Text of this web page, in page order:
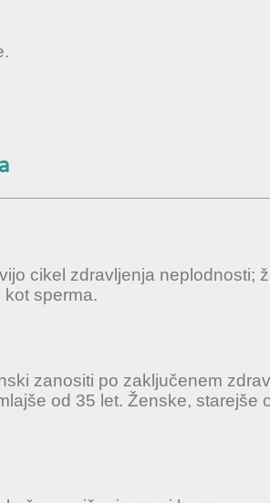
cikel zdravljenja neplodnosti;
kot sperma.
zanositi po zaključenem
od 35 let. Ženske, starejše